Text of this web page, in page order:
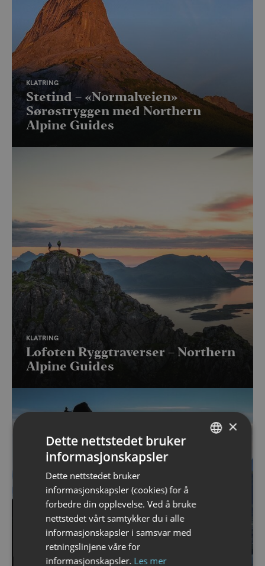
KLATRING
Stetind – «Normalveien»
Sørøstryggen med Northern
Alpine Guides
KLATRING
Lofoten Ryggtraverser – Northern
Alpine Guides
×
Dette nettstedet bruker
informasjonskapsler
Dette nettstedet bruker
informasjonskapsler (cookies) for å
forbedre din opplevelse. Ved å bruke
nettstedet vårt samtykker du i alle
informasjonskapsler i samsvar med
retningslinjene våre for
informasjonskapsler. Les mer